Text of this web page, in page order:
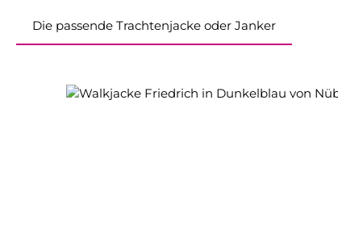
Die passende Trachtenjacke oder Janker